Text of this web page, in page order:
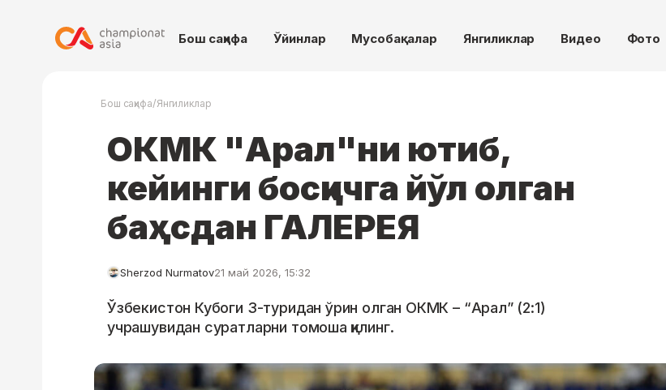
Бош саҳифа Ўйинлар Мусобақалар Янгиликлар Видео Фото
Бош саҳифа/Янгиликлар
ОКМК "Арал"ни ютиб,
кейинги босқичга йўл олган
баҳсдан ГАЛЕРЕЯ
Sherzod Nurmatov21 май 2026, 15:32
Ўзбекистон Кубоги 3-туридан ўрин олган ОКМК – “Арал” (2:1)
учрашувидан суратларни томоша қилинг.